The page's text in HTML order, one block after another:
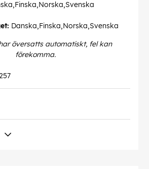
Danska,Finska,Norska,Svenska
översatts automatiskt, fel kan
förekomma.